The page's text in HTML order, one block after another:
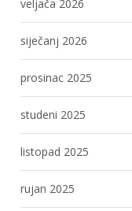
veljača 2026
siječanj 2026
prosinac 2025
studeni 2025
listopad 2025
rujan 2025